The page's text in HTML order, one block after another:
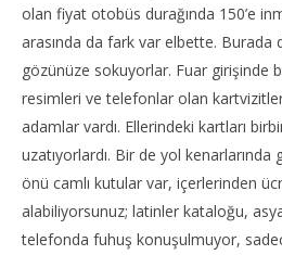
olan fiyat otobüs durağında 150’e
arasında da fark var elbette. Burada
gözünüze sokuyorlar. Fuar girişinde
resimleri ve telefonlar olan
adamlar vardı. Ellerindeki kartları
uzatıyorlardı. Bir de yol
önü camlı kutular var, içerlerinden
alabiliyorsunuz; latinler kataloğu,
telefonda fuhuş konuşulmuyor,